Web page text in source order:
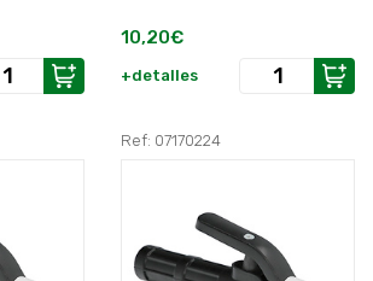
10,20€
+detalles
Ref: 07170224